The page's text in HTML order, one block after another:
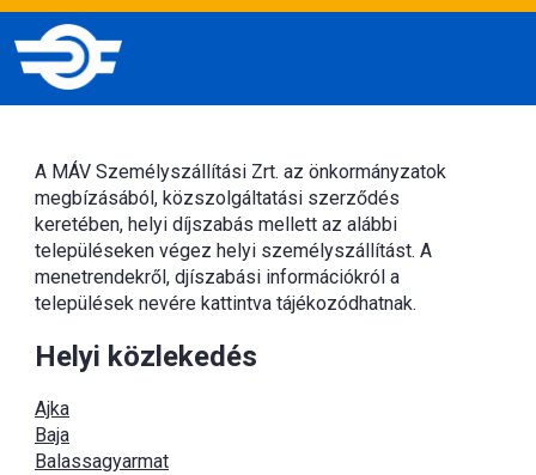
A MÁV Személyszállítási Zrt. az önkormányzatok
megbízásából, közszolgáltatási szerződés
keretében, helyi díjszabás mellett az alábbi
településeken végez helyi személyszállítást. A
menetrendekről, djíszabási információkról a
települések nevére kattintva tájékozódhatnak.
Helyi közlekedés
Ajka
Baja
Balassagyarmat